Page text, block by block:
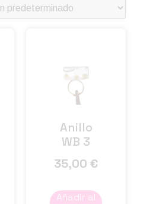
Anillo
WB 3
35,00 €
Añadir al